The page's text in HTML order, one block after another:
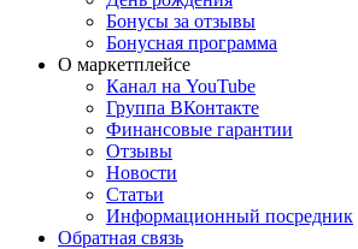
Бонусы за отзывы
Бонусная программа
О маркетплейсе
Канал на YouTube
Группа ВКонтакте
Финансовые гарантии
Отзывы
Новости
Статьи
Информационный посредник
Обратная связь